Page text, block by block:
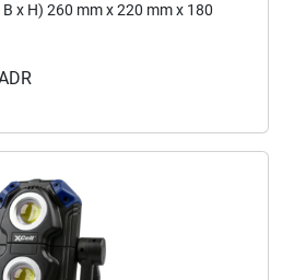
B x H) 260 mm x 220 mm x 180